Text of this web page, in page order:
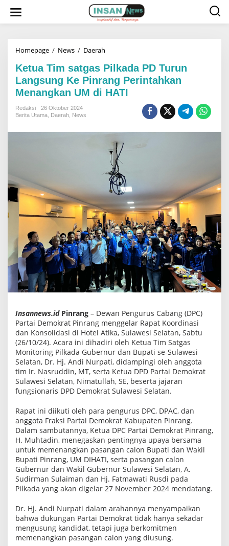
Homepage / News / Daerah
t
u
a
T
i
g
l
d
a
P
D
T
u
r
u
n
L
a
n
g
s
n
g
K
e
P
i
n
r
a
n
g
P
r
i
n
t
a
h
k
a
n
M
e
n
g
k
a
n
Ketua Tim satgas Pilkada PD Turun
Langsung Ke Pinrang Perintahkan
Menangkan UM di HATI
Redaksi
26 Oktober 2024
Berita Utama Daerah News
Insannews.id Pinrang – Dewan Pengurus Cabang (DPC)
Partai Demokrat Pinrang menggelar Rapat Koordinasi
dan Konsolidasi di Hotel Atika, Sulawesi Selatan, Sabtu
(26/10/24). Acara ini dihadiri oleh Ketua Tim Satgas
Monitoring Pilkada Gubernur dan Bupati se-Sulawesi
Selatan, Dr. Hj. Andi Nurpati, didampingi oleh anggota
tim Ir. Nasruddin, MT, serta Ketua DPD Partai Demokrat
Sulawesi Selatan, Nimatullah, SE, beserta jajaran
fungsionaris DPD Demokrat Sulawesi Selatan.
Rapat ini diikuti oleh para pengurus DPC, DPAC, dan
anggota Fraksi Partai Demokrat Kabupaten Pinrang.
Dalam sambutannya, Ketua DPC Partai Demokrat Pinrang,
H. Muhtadin, menegaskan pentingnya upaya bersama
untuk memenangkan pasangan calon Bupati dan Wakil
Bupati Pinrang, UM DIHATI, serta pasangan calon
Gubernur dan Wakil Gubernur Sulawesi Selatan, A.
Sudirman Sulaiman dan Hj. Fatmawati Rusdi pada
Pilkada yang akan digelar 27 November 2024 mendatang.
Dr. Hj. Andi Nurpati dalam arahannya menyampaikan
bahwa dukungan Partai Demokrat tidak hanya sekadar
mengusung kandidat, tetapi juga berkomitmen
memenangkan pasangan calon yang diusung.